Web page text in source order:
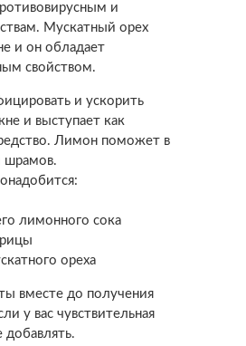
и
Мускатный орех
и он обладает
свойством.
и ускорить
и выступает как
Лимон поможет в
шрамов.
лимонного сока
ореха
вместе до получения
у вас чувствительная